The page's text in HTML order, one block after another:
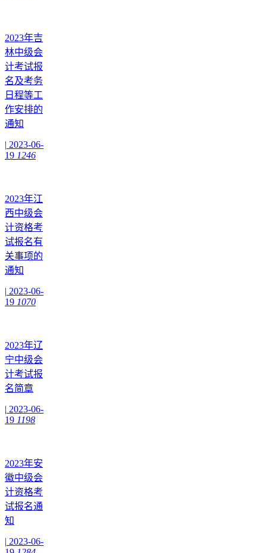
2023年吉
林中级会
计考试报
名及考务
日程等工
作安排的
通知
| 2023-06-
19 1246
2023年江
西中级会
计资格考
试报名有
关事项的
通知
| 2023-06-
19 1070
2023年辽
宁中级会
计考试报
名简章
| 2023-06-
19 1198
2023年安
徽中级会
计资格考
试报名通
知
| 2023-06-